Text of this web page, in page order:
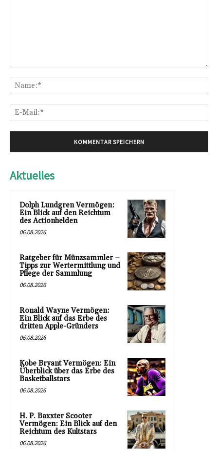
Aktuelles
Dolph Lundgren Vermögen:
Ein Blick auf den Reichtum
des Actionhelden
06.08.2026
Ratgeber für Münzsammler –
Tipps zur Wertermittlung und
Pflege der Sammlung
06.08.2026
Ronald Wayne Vermögen:
Ein Blick auf das Erbe des
dritten Apple-Gründers
06.08.2026
Kobe Bryant Vermögen: Ein
Überblick über das Erbe des
Basketballstars
06.08.2026
H. P. Baxxter Scooter
Vermögen: Ein Blick auf den
Reichtum des Kultstars
06.08.2026